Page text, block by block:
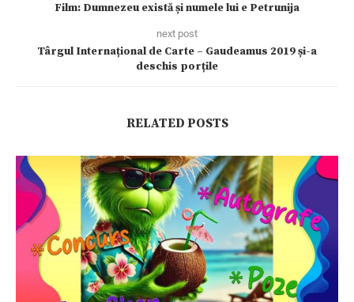
Film: Dumnezeu există și numele lui e Petrunija
next post
Târgul Internațional de Carte – Gaudeamus 2019 și-a
deschis porțile
RELATED POSTS